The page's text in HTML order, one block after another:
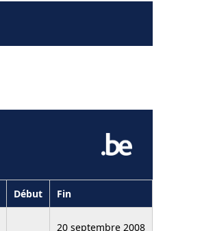
Début Fin
20 septembre 2008